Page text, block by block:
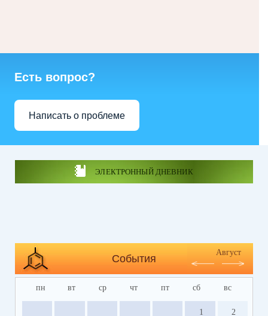
Есть вопрос?
Написать о проблеме
ЭЛЕКТРОННЫЙ ДНЕВНИК
События
Август
пн вт ср чт пт сб вс
1 2